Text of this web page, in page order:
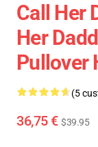
Call Her
Her
Pullover
(5
36,75 € $39.95